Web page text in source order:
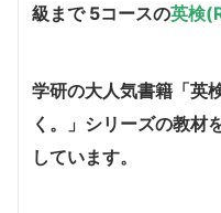
級まで 5コースの英検
学研の大人気書籍「英
く。」シリーズの教材
しています。